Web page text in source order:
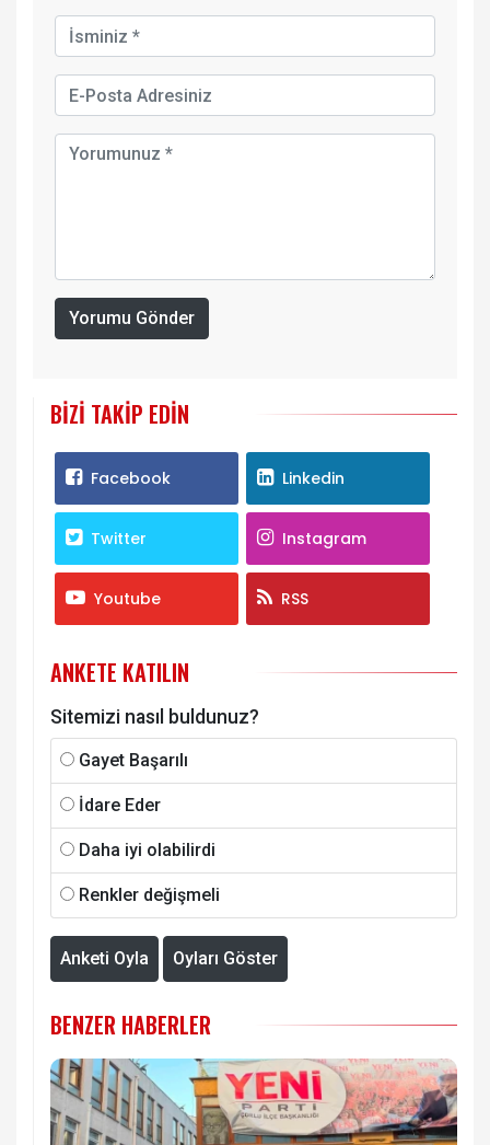
Yorumu Gönder
BIZI TAKIP EDIN
Facebook Linkedin
Twitter Instagram
Youtube RSS
ANKETE KATILIN
Sitemizi nasıl buldunuz?
Gayet Başarılı
İdare Eder
Daha iyi olabilirdi
Renkler değişmeli
Anketi Oyla Oyları Göster
BENZER HABERLER